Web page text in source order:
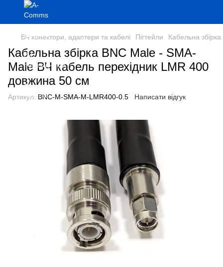
ВЧ конектори, адаптери та кабелі Пігтейли Кабельна
Кабельна збірка BNC Male - SMA-
Male ВЧ кабель перехідник LMR 400
довжина 50 см
Артикул: BNC-M-SMA-M-LMR400-0.5 Написати відгук